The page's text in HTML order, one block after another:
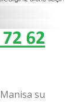
su